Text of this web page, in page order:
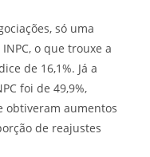
só uma
o que trouxe a
de 16,1%. Já a
foi de 49,9%,
obtiveram aumentos
de reajustes